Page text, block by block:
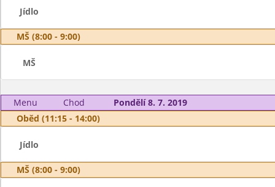
Jídlo
MŠ (8:00 - 9:00)
MŠ
Menu Chod
Pondělí 8. 7. 2019
Oběd (11:15 - 14:00)
Jídlo
MŠ (8:00 - 9:00)